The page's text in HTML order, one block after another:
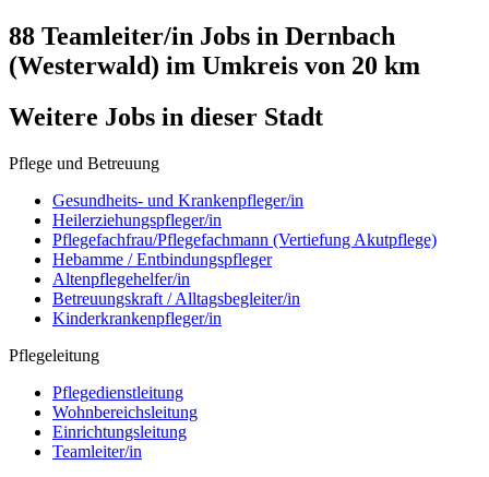
88 Teamleiter/in Jobs in Dernbach
(Westerwald) im Umkreis von 20 km
Weitere Jobs in dieser Stadt
Pflege und Betreuung
Gesundheits- und Krankenpfleger/in
Heilerziehungspfleger/in
Pflegefachfrau/Pflegefachmann (Vertiefung Akutpflege)
Hebamme / Entbindungspfleger
Altenpflegehelfer/in
Betreuungskraft / Alltagsbegleiter/in
Kinderkrankenpfleger/in
Pflegeleitung
Pflegedienstleitung
Wohnbereichsleitung
Einrichtungsleitung
Teamleiter/in